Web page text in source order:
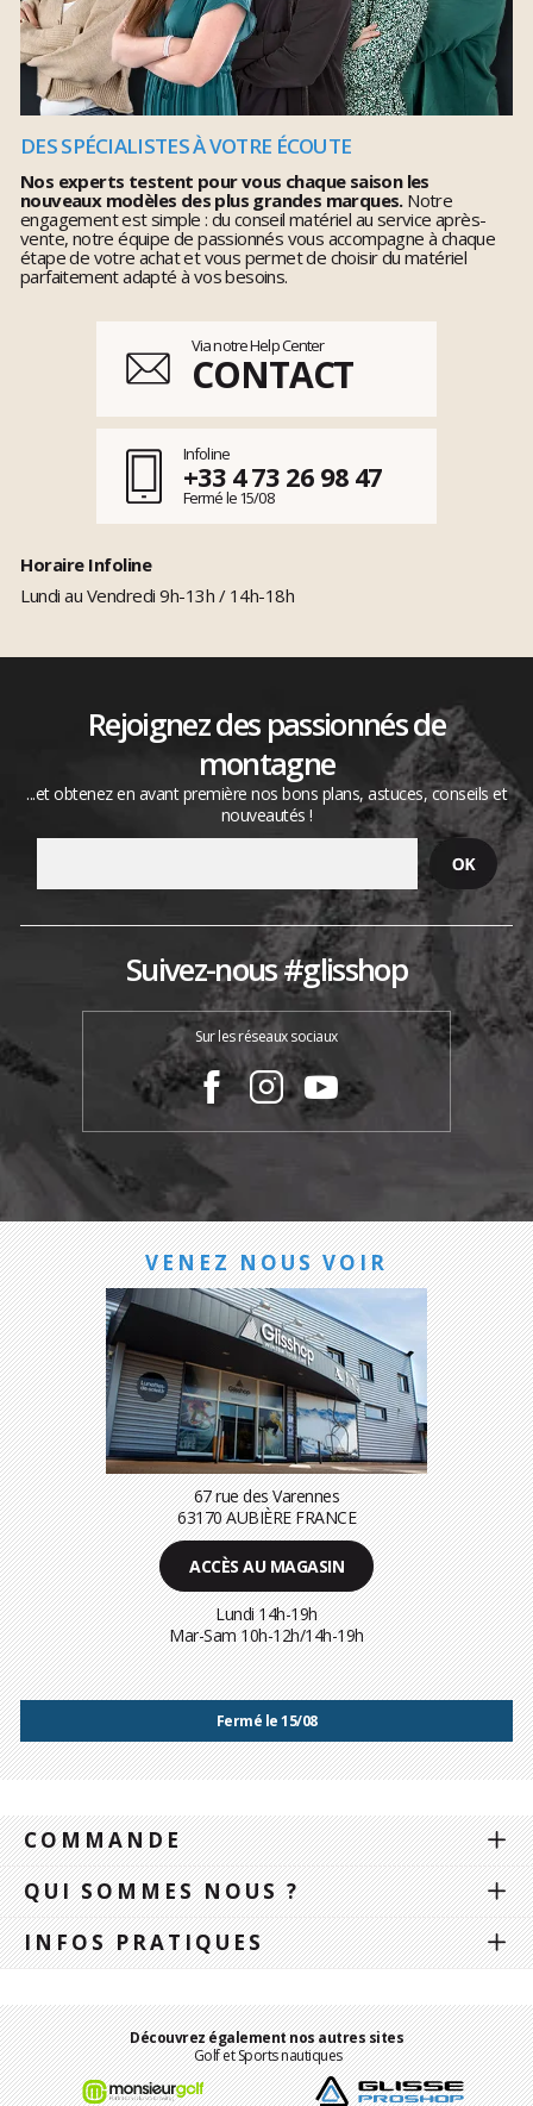
DES SPÉCIALISTES À VOTRE ÉCOUTE
Nos experts testent pour vous chaque saison les
nouveaux modèles des plus grandes marques.Notre
engagement est simple : du conseil matériel au service après-
vente, notre équipe de passionnés vous accompagne à chaque
étape de votre achat et vous permet de choisir du matériel
parfaitement adapté à vos besoins.
Via notre Help Center
CONTACT
Infoline
+33 4 73 26 98 47
Fermé le 15/08
Horaire Infoline
Lundi au Vendredi 9h-13h / 14h-18h
Rejoignez des passionnés de
montagne
...et obtenez en avant première nos bons plans, astuces, conseils et
nouveautés !
Suivez-nous #glisshop
Sur les réseaux sociaux
VENEZ NOUS VOIR
67 rue des Varennes
63170 AUBIÈRE FRANCE
ACCÈS AU MAGASIN
Lundi 14h-19h
Mar-Sam 10h-12h/14h-19h
Fermé le 15/08
COMMANDE
QUI SOMMES NOUS ?
INFOS PRATIQUES
Découvrez également nos autres sites
Golf et Sports nautiques